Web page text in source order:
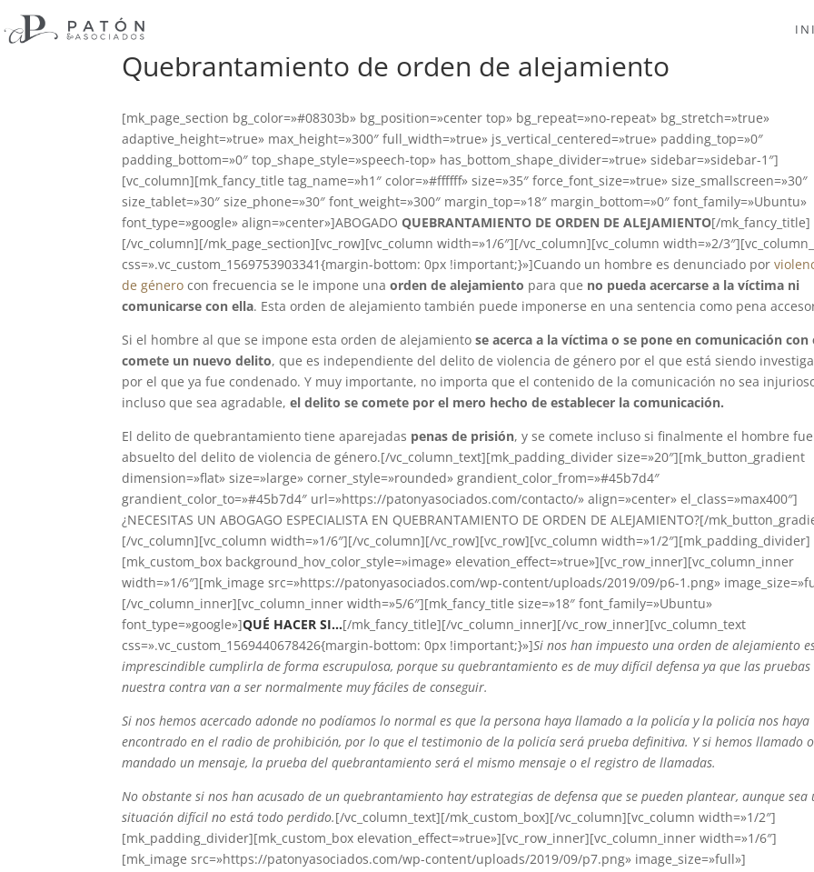
Quebrantamiento de orden de alejamiento
[mk_page_section bg_color=»#08303b» bg_position=»center top» bg_repeat=»no-repeat» bg_stretch=»true»
adaptive_height=»true» max_height=»300″ full_width=»true» js_vertical_centered=»true» padding_top=»0″
padding_bottom=»0″ top_shape_style=»speech-top» has_bottom_shape_divider=»true» sidebar=»sidebar-1″]
[vc_column][mk_fancy_title tag_name=»h1″ color=»#ffffff» size=»35″ force_font_size=»true» size_smallscreen=»30″
size_tablet=»30″ size_phone=»30″ font_weight=»300″ margin_top=»18″ margin_bottom=»0″ font_family=»Ubuntu»
font_type=»google» align=»center»]ABOGADOQUEBRANTAMIENTO DE ORDEN DE ALEJAMIENTO[/mk_fancy_title]
[/vc_column][/mk_page_section][vc_row][vc_column width=»1/6″][/vc_column][vc_column width=»2/
css=».vc_custom_1569753903341{margin-bottom: 0px !important;}»]Cuando un hombre es denunciado por
de género con frecuencia se le impone unaorden de alejamiento para que no pueda acercarse a la víctima ni
comunicarse con ella. Esta orden de alejamiento también puede imponerse en una sentencia como pena
Si el hombre al que se impone esta orden de alejamientose acerca a la víctima o se pone en comunicación con
comete un nuevo delito, que es independiente del delito de violencia de género por el que está siendo
por el que ya fue condenado. Y muy importante, no importa que el contenido de la comunicación no sea
incluso que sea agradable,el delito se comete por el mero hecho de establecer la comunicación.
El delito de quebrantamiento tiene aparejadas penas de prisión, y se comete incluso si finalmente el hombre
absuelto del delito de violencia de género.[/vc_column_text][mk_padding_divider size=»20″][mk_button_gradient
dimension=»flat» size=»large» corner_style=»rounded» grandient_color_from=»#45b7d4″
grandient_color_to=»#45b7d4″ url=»https://patonyasociados.com/contacto/» align=»center» el_class=»max400″]
¿NECESITAS UN ABOGAGO ESPECIALISTA EN QUEBRANTAMIENTO DE ORDEN DE ALEJAMIENTO?[/
[/vc_column][vc_column width=»1/6″][/vc_column][/vc_row][vc_row][vc_column width=»1/2″][mk_padding_divider]
[mk_custom_box background_hov_color_style=»image» elevation_effect=»true»][vc_row_inner][vc_column_inner
width=»1/6″][mk_image src=»https://patonyasociados.com/wp-content/uploads/2019/09/p6-1.png»
[/vc_column_inner][vc_column_inner width=»5/6″][mk_fancy_title size=»18″ font_family=»Ubuntu»
font_type=»google»]QUÉ HACER SI…[/mk_fancy_title][/vc_column_inner][/vc_row_inner][vc_column_text
css=».vc_custom_1569440678426{margin-bottom: 0px !important;}»]Si nos han impuesto una orden de alejamiento
imprescindible cumplirla de forma escrupulosa, porque su quebrantamiento es de muy difícil defensa ya que las pruebas
nuestra contra van a ser normalmente muy fáciles de conseguir.
Si nos hemos acercado adonde no podíamos lo normal es que la persona haya llamado a la policía y la policía nos haya
encontrado en el radio de prohibición, por lo que el testimonio de la policía será prueba definitiva. Y si hemos llamado o
mandado un mensaje, la prueba del quebrantamiento será el mismo mensaje o el registro de llamadas.
No obstante si nos han acusado de un quebrantamiento hay estrategias de defensa que se pueden plantear, aunque sea
situación difícil no está todo perdido.[/vc_column_text][/mk_custom_box][/vc_column][vc_column width=»1/2″]
[mk_padding_divider][mk_custom_box elevation_effect=»true»][vc_row_inner][vc_column_inner width=»1/6″]
[mk_image src=»https://patonyasociados.com/wp-content/uploads/2019/09/p7.png» image_size=»full»]